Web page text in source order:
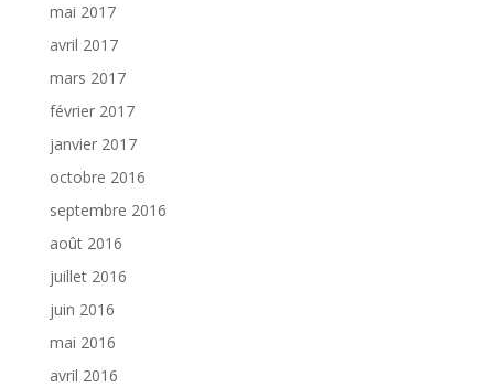
mai 2017
avril 2017
mars 2017
février 2017
janvier 2017
octobre 2016
septembre 2016
août 2016
juillet 2016
juin 2016
mai 2016
avril 2016